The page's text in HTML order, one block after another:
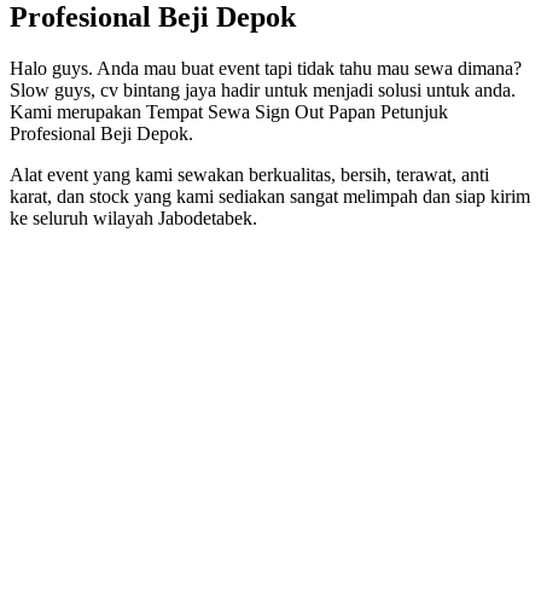
Profesional Beji Depok
Halo guys. Anda mau buat event tapi tidak tahu mau sewa dimana?
Slow guys, cv bintang jaya hadir untuk menjadi solusi untuk anda.
Kami merupakan Tempat Sewa Sign Out Papan Petunjuk
Profesional Beji Depok.
Alat event yang kami sewakan berkualitas, bersih, terawat, anti
karat, dan stock yang kami sediakan sangat melimpah dan siap kirim
ke seluruh wilayah Jabodetabek.